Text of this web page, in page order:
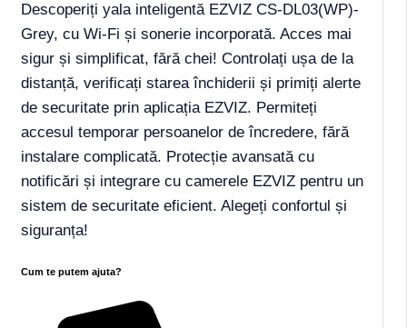
Descoperiți yala inteligentă EZVIZ CS-DL03(WP)-
Grey, cu Wi-Fi și sonerie incorporată. Acces mai
sigur și simplificat, fără chei! Controlați ușa de la
distanță, verificați starea închiderii și primiți alerte
de securitate prin aplicația EZVIZ. Permiteți
accesul temporar persoanelor de încredere, fără
instalare complicată. Protecție avansată cu
notificări și integrare cu camerele EZVIZ pentru un
sistem de securitate eficient. Alegeți confortul și
siguranța!
Cum te putem ajuta?